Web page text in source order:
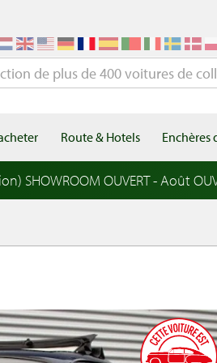
Route & Hotels Enchères
SHOWROOM OUVERT - Août